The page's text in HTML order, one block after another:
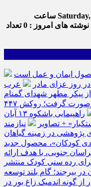
ساعت
نوشته های امروز : 0
تعداد
ایمان و عمل است
روز عزای مادر
عرب
از پیکر مطهر شهدای گمنام
ازابتدای سالجاری صورت گرفت؛ روکش ۴۴۷
راهپیمایی باشکوه ۱۳ آبان
+ تصاویر
نیازمند
پژوهشی در زمینه گیاهان
کودکان»، محصول جدید
جنوبی، با هدف ارائه
رده سنی کودک منتشر
در بیرجند؛ گام بلند توسعه
از گونه اندمیک زاغ بور در